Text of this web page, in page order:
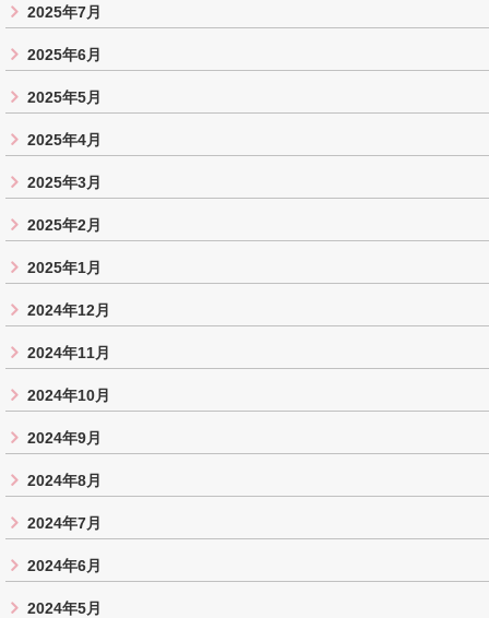
2025年7月
2025年6月
2025年5月
2025年4月
2025年3月
2025年2月
2025年1月
2024年12月
2024年11月
2024年10月
2024年9月
2024年8月
2024年7月
2024年6月
2024年5月